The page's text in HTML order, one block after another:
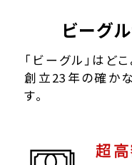
ビーグ
「ビーグル」はど
創立23年の確か
す。
超